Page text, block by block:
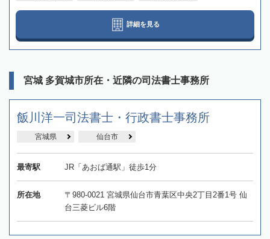
詳細を見る
宮城 多賀城市所在・近隣の司法書士事務所
飯川洋一司法書士・行政書士事務所
宮城県 仙台市
最寄駅 JR「あおば通駅」徒歩1分
所在地
〒980-0021 宮城県仙台市青葉区中央2丁目2番1号 仙
台三菱ビル6階